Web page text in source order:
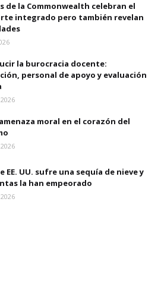
de la Commonwealth celebran el
integrado pero también revelan
la burocracia docente:
personal de apoyo y evaluación
moral en el corazón del
EE. UU. sufre una sequía de nieve y
la han empeorado